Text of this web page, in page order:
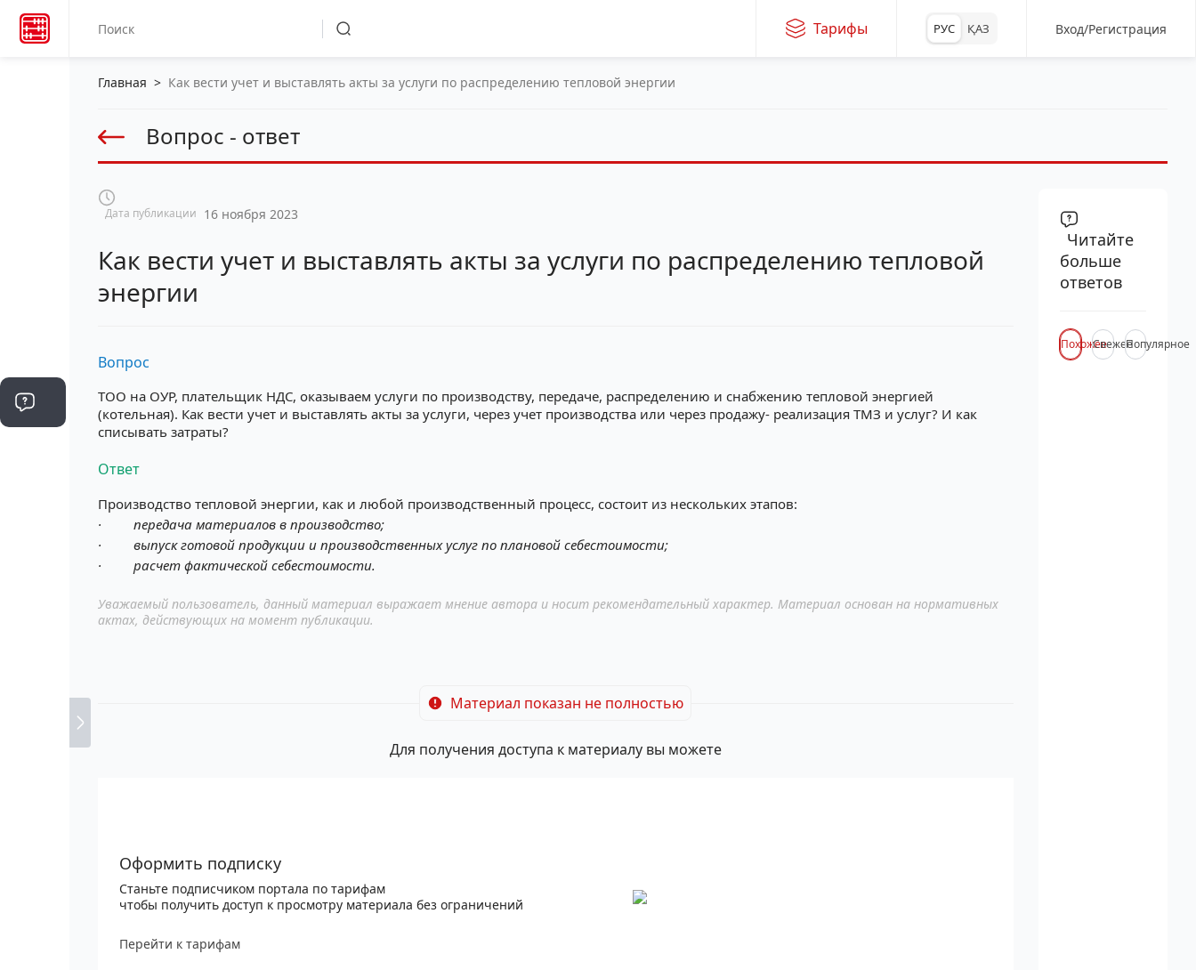
Тарифы РУС ҚАЗ Вход/Регистрация
Главная > Как вести учет и выставлять акты за услуги по распределению тепловой энергии
Вопрос - ответ
Дата публикации 16 ноября 2023
Как вести учет и выставлять акты за услуги по распределению тепловой
энергии
Вопрос
ТОО на ОУР, плательщик НДС, оказываем услуги по производству, передаче, распределению и снабжению тепловой энергией
(котельная). Как вести учет и выставлять акты за услуги, через учет производства или через продажу- реализация ТМЗ и услуг? И как
списывать затраты?
Ответ
Производство тепловой энергии, как и любой производственный процесс, состоит из нескольких этапов:
· передача материалов в производство;
· выпуск готовой продукции и производственных услуг по плановой себестоимости;
· расчет фактической себестоимости.
Уважаемый пользователь, данный материал выражает мнение автора и носит рекомендательный характер. Материал основан на нормативных
актах, действующих на момент публикации.
Материал показан не полностью
Для получения доступа к материалу вы можете
Оформить подписку
Станьте подписчиком портала по тарифам
чтобы получить доступ к просмотру материала без ограничений
Перейти к тарифам
Читайте
больше
ответов
ПохожееСвежееПопулярное